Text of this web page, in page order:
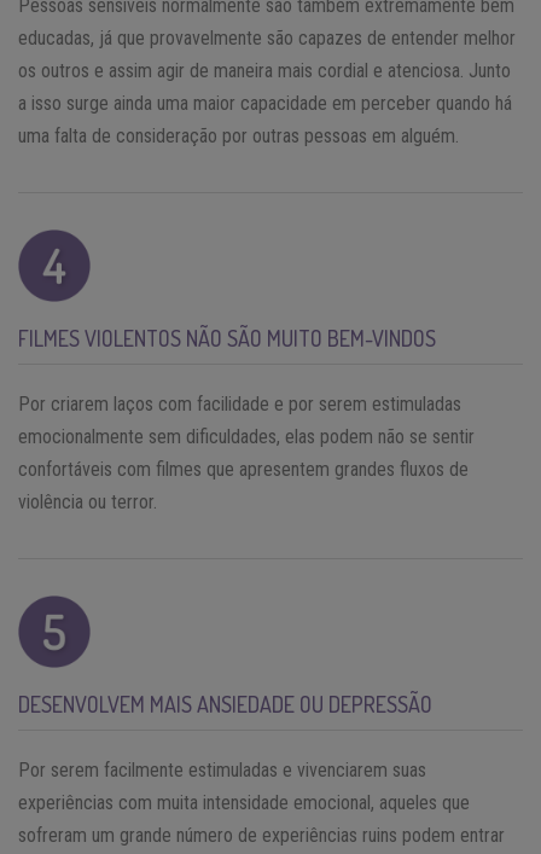
Pessoas sensíveis normalmente são também extremamente bem
educadas, já que provavelmente são capazes de entender melhor
os outros e assim agir de maneira mais cordial e atenciosa. Junto
a isso surge ainda uma maior capacidade em perceber quando há
uma falta de consideração por outras pessoas em alguém.
FILMES VIOLENTOS NÃO SÃO MUITO BEM-VINDOS
Por criarem laços com facilidade e por serem estimuladas
emocionalmente sem dificuldades, elas podem não se sentir
confortáveis com filmes que apresentem grandes fluxos de
violência ou terror.
DESENVOLVEM MAIS ANSIEDADE OU DEPRESSÃO
Por serem facilmente estimuladas e vivenciarem suas
experiências com muita intensidade emocional, aqueles que
sofreram um grande número de experiências ruins podem entrar